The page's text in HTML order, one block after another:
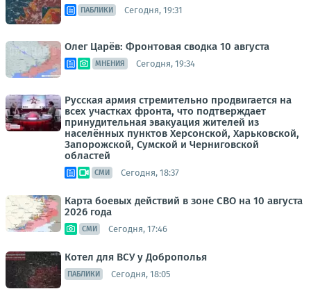
ПАБЛИКИ Сегодня, 19:31
Олег Царёв: Фронтовая сводка 10 августа
МНЕНИЯ Сегодня, 19:34
Русская армия стремительно продвигается на
всех участках фронта, что подтверждает
принудительная эвакуация жителей из
населённых пунктов Херсонской, Харьковской,
Запорожской, Сумской и Черниговской
областей
СМИ Сегодня, 18:37
Карта боевых действий в зоне СВО на 10 августа
2026 года
СМИ Сегодня, 17:46
Котел для ВСУ у Доброполья
ПАБЛИКИ Сегодня, 18:05